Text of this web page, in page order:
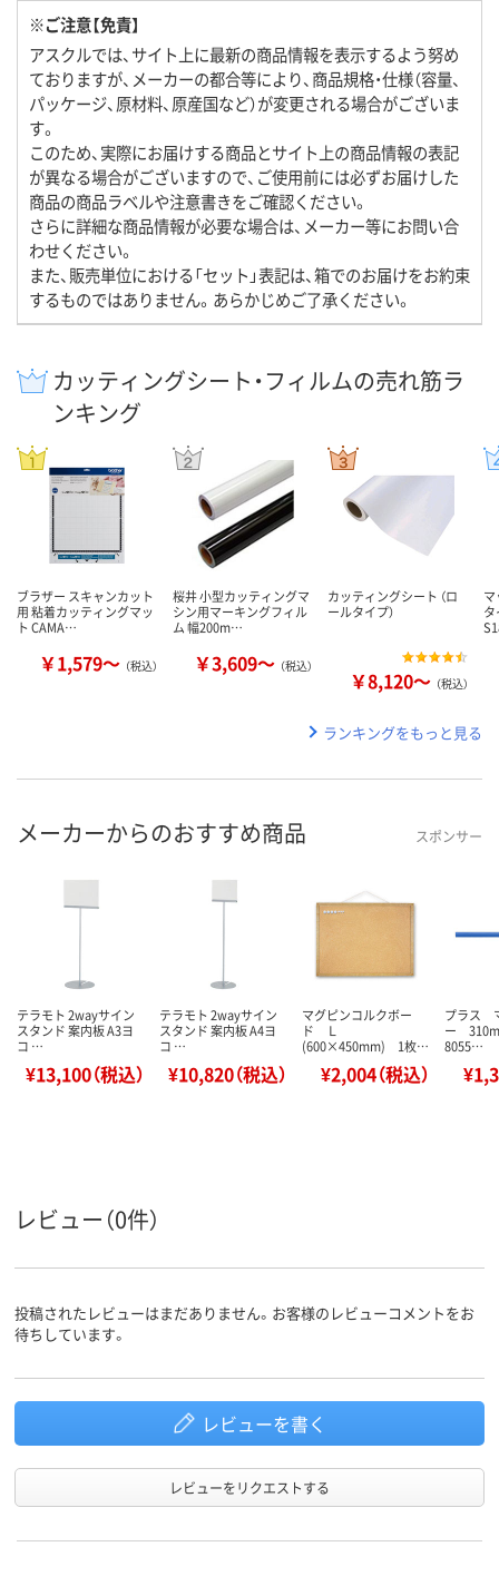
※ご注意【免責】
アスクルでは、サイト上に最新の商品情報を表示するよう努め
ておりますが、メーカーの都合等により、商品規格・仕様（容量、
パッケージ、原材料、原産国など）が変更される場合がございま
す。
このため、実際にお届けする商品とサイト上の商品情報の表記
が異なる場合がございますので、ご使用前には必ずお届けした
商品の商品ラベルや注意書きをご確認ください。
さらに詳細な商品情報が必要な場合は、メーカー等にお問い合
わせください。
また、販売単位における「セット」表記は、箱でのお届けをお約束
するものではありません。あらかじめご了承ください。
カッティングシート・フィルムの売れ筋ラ
ンキング
ブラザー スキャンカット
用 粘着カッティングマッ
ト CAMA…
￥1,579～ （税込）
桜井 小型カッティングマ
シン用マーキングフィル
ム 幅200m…
￥3,609～ （税込）
カッティングシート （ロ
ールタイプ）
￥8,120～ （税込）
ランキングをもっと見る
メーカーからのおすすめ商品 スポンサー
テラモト 2wayサイン
スタンド 案内板 A3ヨ
コ …
¥13,100（税込）
テラモト 2wayサイン
スタンド 案内板 A4ヨ
コ …
¥10,820（税込）
マグピンコルクボー
ド Ｌ
(600×450mm) 1枚…
¥2,004（税込）
プラス
ー
8055…
レビュー（0件）
投稿されたレビューはまだありません。お客様のレビューコメントをお
待ちしています。
レビューを書く
レビューをリクエストする